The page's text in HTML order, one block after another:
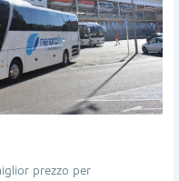
prezzo per